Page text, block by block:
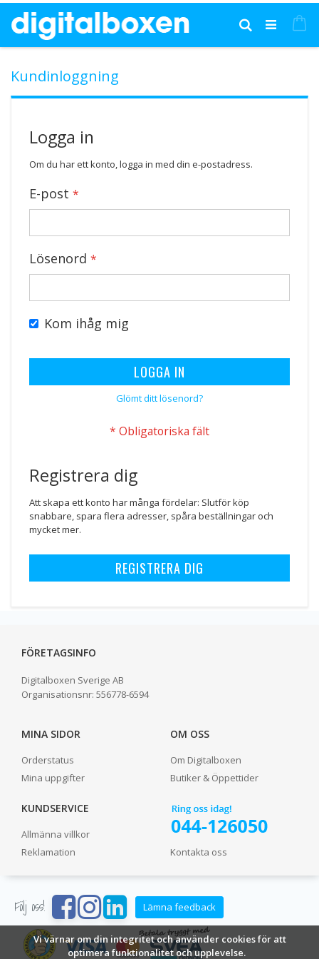
Vi värnar om din integritet och använder cookies för att
optimera funktionalitet och upplevelse.
till
innehållet
Sök
Kundinloggning
Logga in
Om du har ett konto, logga in med din e-postadress.
E-post
Lösenord
Kom ihåg mig
LOGGA IN
Glömt ditt lösenord?
Registrera dig
Att skapa ett konto har många fördelar: Slutför köp
snabbare, spara flera adresser, spåra beställningar och
mycket mer.
REGISTRERA DIG
FÖRETAGSINFO
Digitalboxen Sverige AB
Organisationsnr: 556778-6594
MINA SIDOR
Orderstatus
Mina uppgifter
OM OSS
Om Digitalboxen
Butiker & Öppettider
KUNDSERVICE
Allmänna villkor
Reklamation
Kontakta oss
Följ oss! Lämna feedback